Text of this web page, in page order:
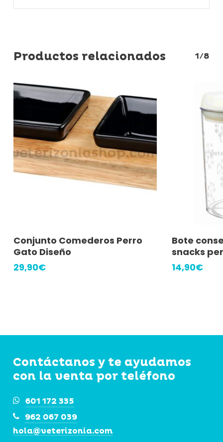
Productos relacionados 1/8
Añadir Al Carrito
Conjunto Comederos Perro
Gato Diseño
29,90€
Bote
snacks
14,90€
Contáctanos y te ayudamos
con la venta por teléfono
601 172 335
962 067 039
hola@veterizonia.com